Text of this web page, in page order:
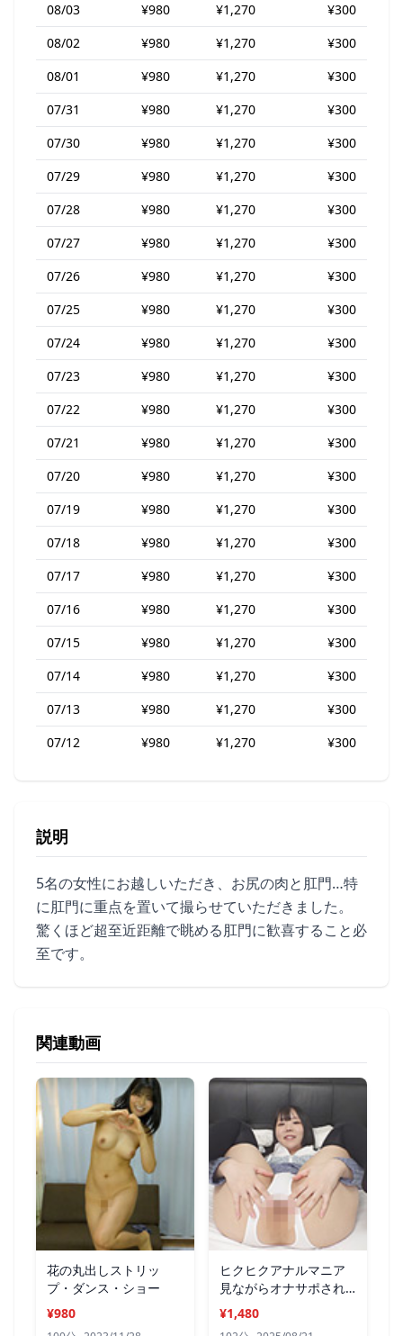
08/03 ¥980 ¥1,270
¥300
08/02
¥980 ¥1,270
¥300
08/01
¥980 ¥1,270
¥300
07/31
¥980 ¥1,270
¥300
07/30
¥980 ¥1,270
¥300
07/29
¥980 ¥1,270
¥300
07/28
¥980 ¥1,270
¥300
07/27
¥980 ¥1,270
¥300
07/26
¥980 ¥1,270
¥300
07/25
¥980 ¥1,270
¥300
07/24
¥980 ¥1,270
¥300
07/23
¥980 ¥1,270
¥300
07/22
¥980 ¥1,270
¥300
07/21
¥980 ¥1,270
¥300
07/20
¥980 ¥1,270
¥300
07/19
¥980 ¥1,270
¥300
07/18
¥980 ¥1,270
¥300
07/17
¥980 ¥1,270
¥300
07/16
¥980 ¥1,270
¥300
07/15
¥980 ¥1,270
¥300
07/14
¥980 ¥1,270
¥300
07/13
¥980 ¥1,270
¥300
07/12
¥980 ¥1,270 ¥300
説明
5名の女性にお越しいただき、お尻の肉と肛門…特
に肛門に重点を置いて撮らせていただきました。
驚くほど超至近距離で眺める肛門に歓喜すること必
至です。
関連動画
花の丸出しストリッ
プ・ダンス・ショー
¥980
ヒクヒクアナルマニア
見ながらオナサポされ
たい
¥1,480